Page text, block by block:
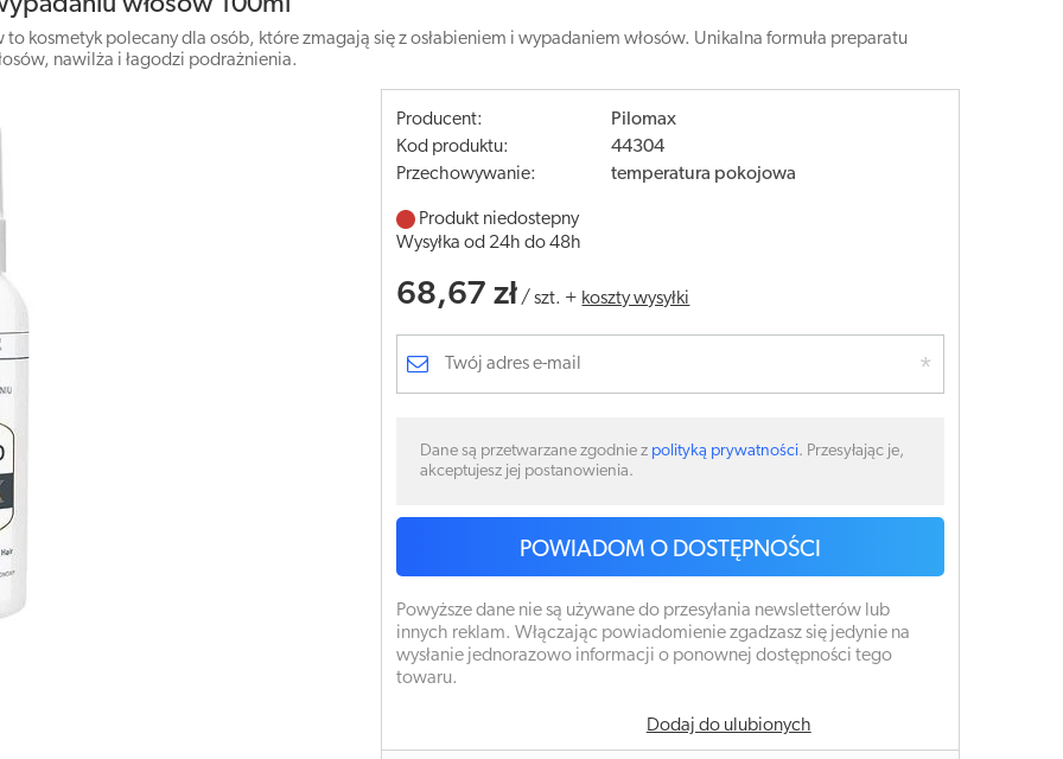
kosmetyk polecany dla osób, które zmagają się z osłabieniem i wypadaniem włosów. Unikalna formuła preparatu
nawilża i łagodzi podrażnienia.
Producent:
Pilomax
Kod produktu:
44304
Przechowywanie:
temperatura pokojowa
Produkt niedostepny
Wysyłka od 24h do 48h
68,67 zł /szt. + koszty wysyłki
Dane są przetwarzane zgodnie z polityką prywatności. Przesyłając je,
akceptujesz jej postanowienia.
POWIADOM O DOSTĘPNOŚCI
Powyższe dane nie są używane do przesyłania newsletterów lub
innych reklam. Włączając powiadomienie zgadzasz się jedynie na
wysłanie jednorazowo informacji o ponownej dostępności tego
towaru.
Dodaj do ulubionych